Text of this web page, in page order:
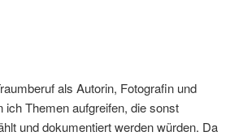
als Autorin, Fotografin und
ich Themen aufgreifen, die sonst
und dokumentiert werden würden. Da